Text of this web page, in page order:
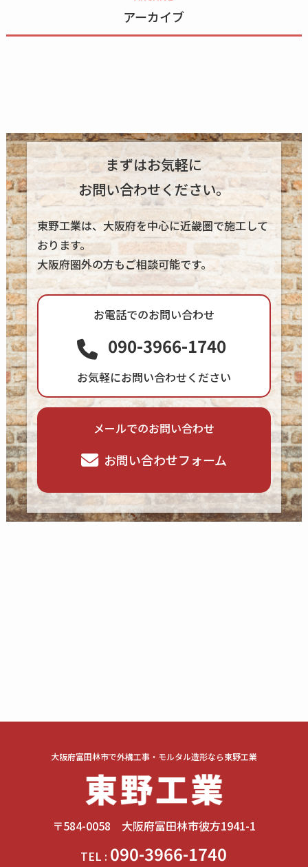
アーカイブ
まずはお気軽に
お問い合わせください。
東野工業は、大阪府を中心に近畿圏で施工して
おります。
大阪府圏外の方もご相談可能です。
お電話でのお問い合わせ
090-3966-1740
お気軽にお問い合わせください
メールでのお問い合わせ
お問い合わせフォーム
大阪府富田林市で外構工事・モルタル造形なら東野工業
〒584-0058 大阪府富田林市彼方1941-1
TEL : 090-3966-1740